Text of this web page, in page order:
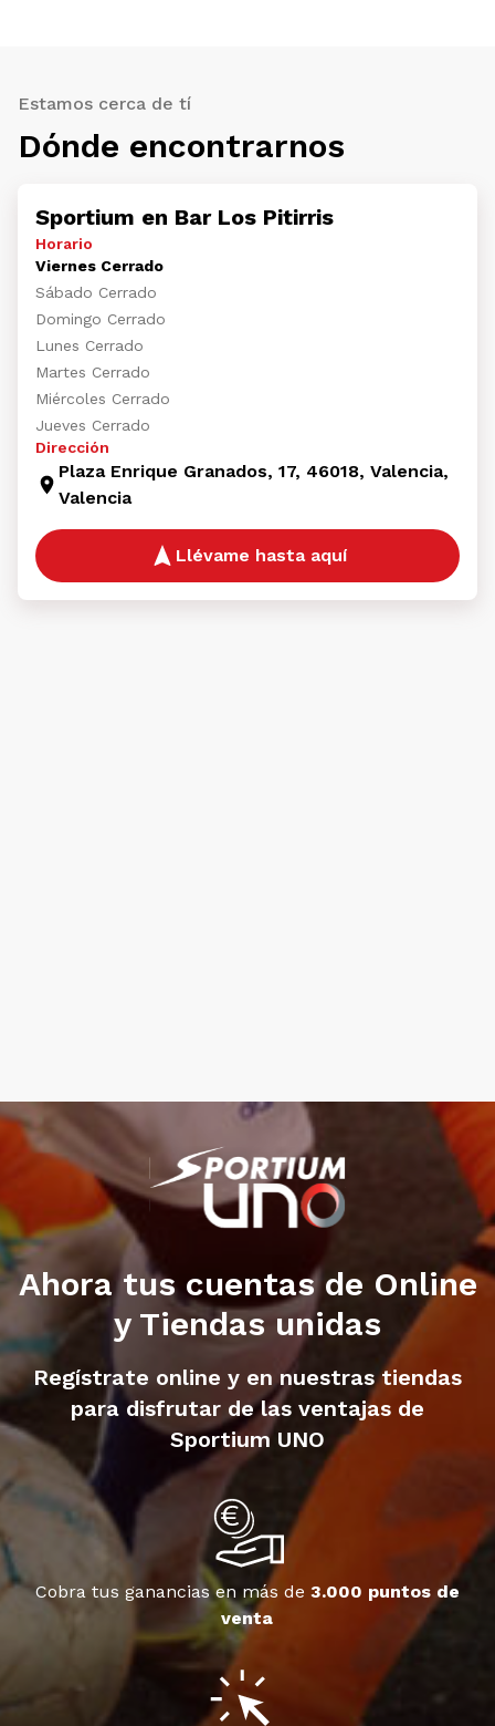
Estamos cerca de tí
Dónde encontrarnos
Sportium en Bar Los Pitirris
Horario
Viernes Cerrado
Sábado Cerrado
Domingo Cerrado
Lunes Cerrado
Martes Cerrado
Miércoles Cerrado
Jueves Cerrado
Dirección
Plaza Enrique Granados, 17, 46018, Valencia,
Valencia
Llévame hasta aquí
Ahora tus cuentas de Online
y Tiendas unidas
Regístrate online y en nuestras tiendas
para disfrutar de las ventajas de
Sportium UNO
Cobra tus ganancias en más de 3.000 puntos de
venta